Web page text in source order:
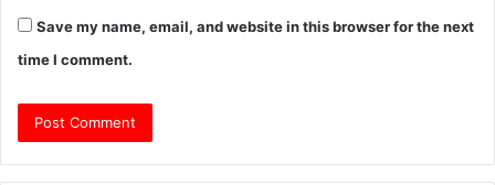
Save my name, email, and website in this browser for the next
time I comment.